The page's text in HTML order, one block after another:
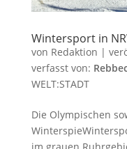
Wintersport in
von Redaktion |
verfasst von:
WELT:STADT
Die Olympischen